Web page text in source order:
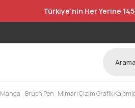
Türkiye’nin Her Yerine
Manga - Brush Pen- Mimari Çizim Grafik